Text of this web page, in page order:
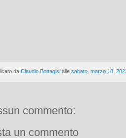
da Claudio Bottagisi alle sabato, marzo 18,
commento:
un commento